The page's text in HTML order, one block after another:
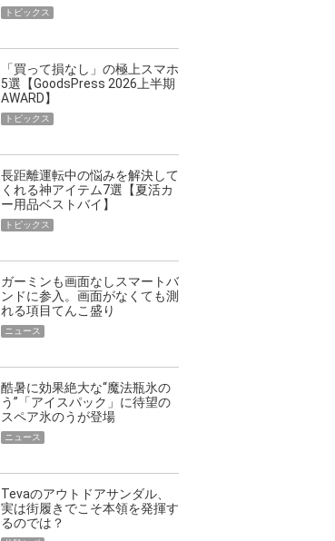
トピックス
「買って損なし」の極上スマホ
5選【GoodsPress 2026上半期
AWARD】
トピックス
長距離運転中の悩みを解決して
くれる神アイテム7選【夏活カ
ー用品ベストバイ】
トピックス
ガーミンも画面なしスマートバ
ンドに参入。画面がなくても測
れる項目てんこ盛り
ニュース
酷暑に効果絶大な“魔法瓶氷の
う”「アイスパック」に待望の
スペア氷のうが登場
ニュース
Tevaのアウトドアサンダル、
実は街履きでこそ本領を発揮す
るのでは？